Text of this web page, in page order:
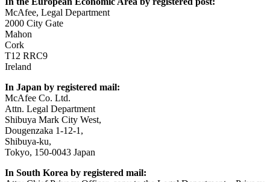
McAfee, Legal Department
2000 City Gate
Mahon
Cork
T12 RRC9
Ireland
In Japan by registered mail:
McAfee Co. Ltd.
Attn. Legal Department
Shibuya Mark City West,
Dougenzaka 1-12-1,
Shibuya-ku,
Tokyo, 150-0043 Japan
In South Korea by registered mail: